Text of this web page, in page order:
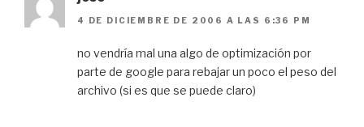
4 DE DICIEMBRE DE 2006 A LAS 6:36 PM
no vendría mal una algo de optimización por
parte de google para rebajar un poco el peso del
archivo (si es que se puede claro)